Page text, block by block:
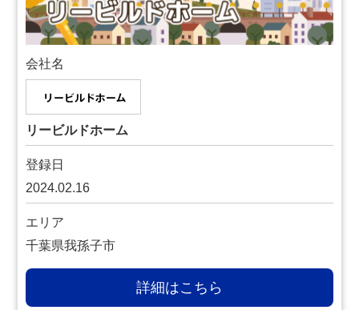
会社名
リービルドホーム
登録日
2024.02.16
エリア
千葉県我孫子市
詳細はこちら